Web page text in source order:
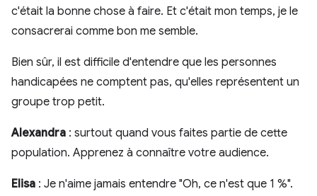
c'était la bonne chose à faire. Et c'était mon temps, je le
consacrerai comme bon me semble.
Bien sûr, il est difficile d'entendre que les personnes
handicapées ne comptent pas, qu'elles représentent un
groupe trop petit.
Alexandra : surtout quand vous faites partie de cette
population. Apprenez à connaître votre audience.
Elisa : Je n'aime jamais entendre "Oh, ce n'est que 1 %".